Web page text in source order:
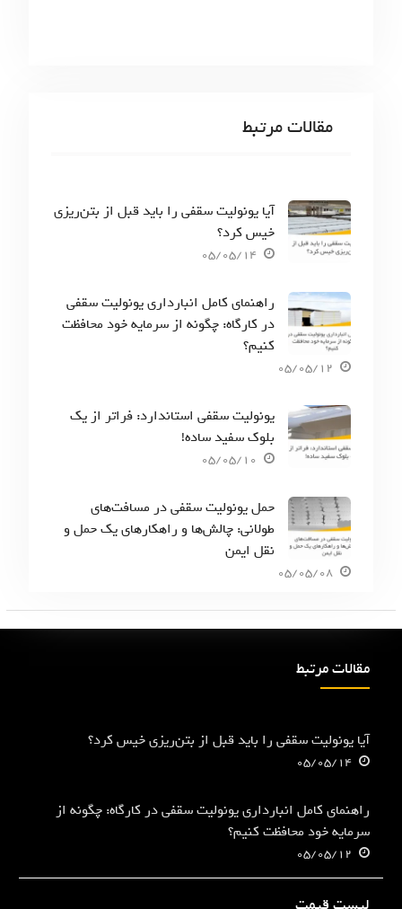
مقالات مرتبط
آیا یونولیت سقفی را باید قبل از بتن‌ریزی
خیس کرد؟
05/05/14
راهنمای کامل انبارداری یونولیت سقفی
در کارگاه: چگونه از سرمایه خود محافظت
کنیم؟
05/05/12
یونولیت سقفی استاندارد: فراتر از یک
بلوک سفید ساده!
05/05/10
حمل یونولیت سقفی در مسافت‌های
طولانی: چالش‌ها و راهکارهای یک حمل و
نقل ایمن
05/05/08
مقالات مرتبط
آیا یونولیت سقفی را باید قبل از بتن‌ریزی خیس کرد؟
05/05/14
راهنمای کامل انبارداری یونولیت سقفی در کارگاه: چگونه از
سرمایه خود محافظت کنیم؟
05/05/12